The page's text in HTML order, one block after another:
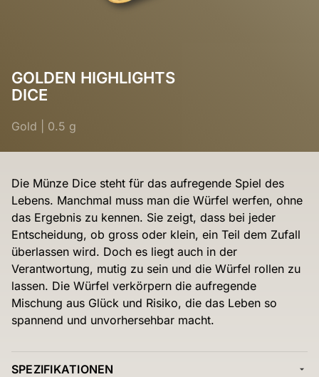
GOLDEN HIGHLIGHTS
DICE
Gold 0.5 g
Die Münze Dice steht für das aufregende Spiel des
Lebens. Manchmal muss man die Würfel werfen, ohne
das Ergebnis zu kennen. Sie zeigt, dass bei jeder
Entscheidung, ob gross oder klein, ein Teil dem Zufall
überlassen wird. Doch es liegt auch in der
Verantwortung, mutig zu sein und die Würfel rollen zu
lassen. Die Würfel verkörpern die aufregende
Mischung aus Glück und Risiko, die das Leben so
spannend und unvorhersehbar macht.
SPEZIFIKATIONEN